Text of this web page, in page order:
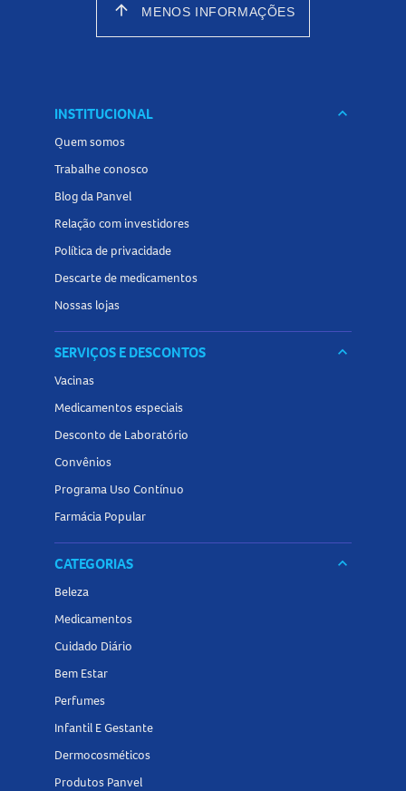
arrow_upward MENOS INFORMAÇÕES
INSTITUCIONAL keyboard_arrow_down
Quem somos
Trabalhe conosco
Blog da Panvel
Relação com investidores
Política de privacidade
Descarte de medicamentos
Nossas lojas
SERVIÇOS E DESCONTOS keyboard_arrow_down
Vacinas
Medicamentos especiais
Desconto de Laboratório
Convênios
Programa Uso Contínuo
Farmácia Popular
CATEGORIAS keyboard_arrow_down
Beleza
Medicamentos
Cuidado Diário
Bem Estar
Perfumes
Infantil E Gestante
Dermocosméticos
Produtos Panvel